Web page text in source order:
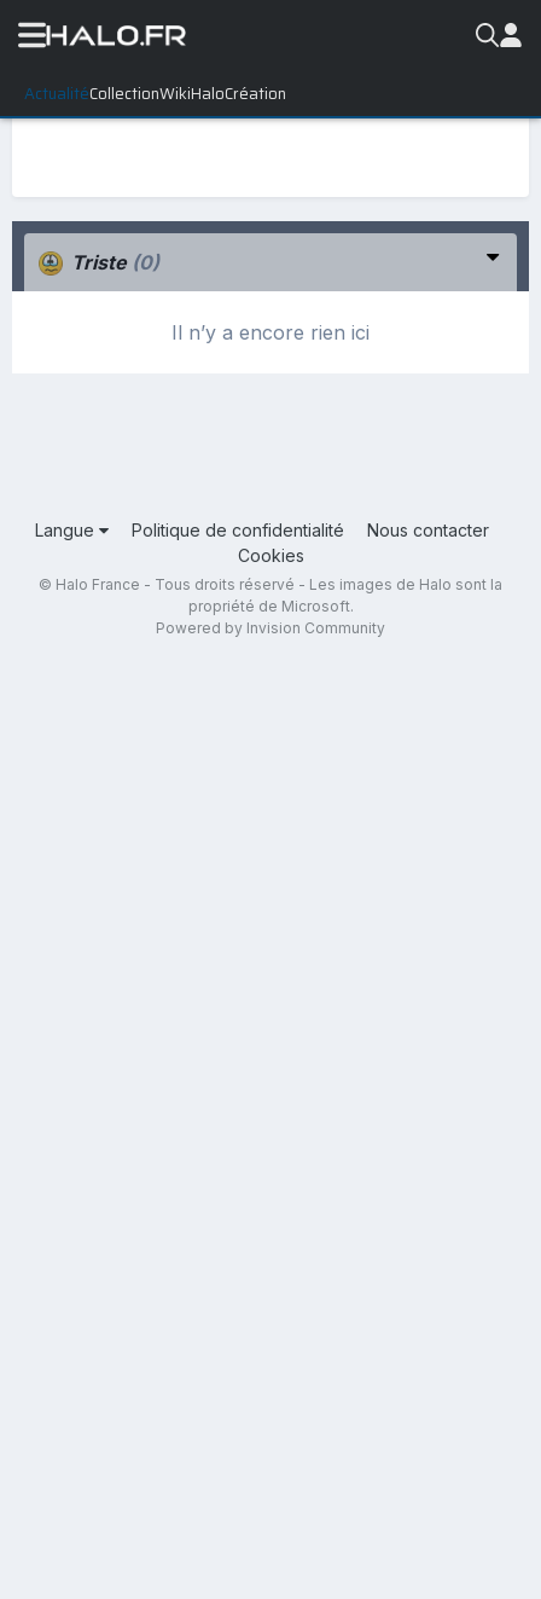
ActualitéCollectionWikiHaloCréation
Triste (0)
Il n’y a encore rien ici
Langue Politique de confidentialité
Nous contacter
Cookies
© Halo France - Tous droits réservé - Les images de Halo sont la
propriété de Microsoft.
Powered by Invision Community